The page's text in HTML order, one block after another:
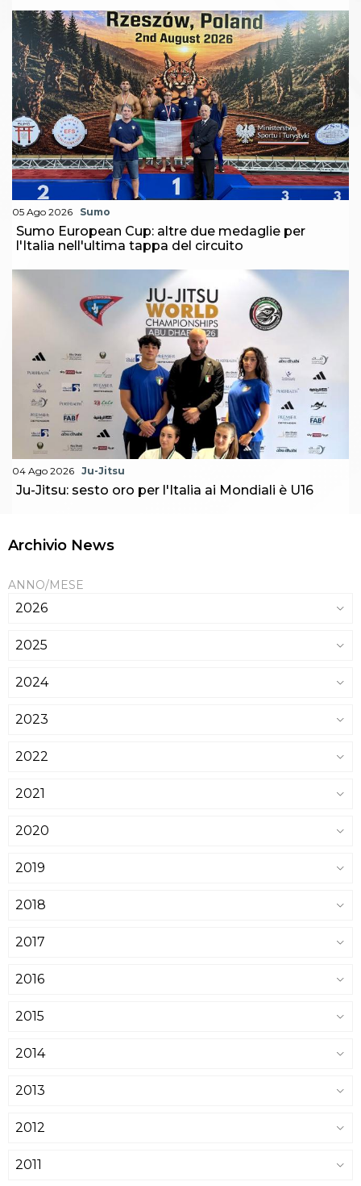
05 Ago 2026 Sumo
Sumo European Cup: altre due medaglie per
l'Italia nell'ultima tappa del circuito
04 Ago 2026 Ju-Jitsu
Ju-Jitsu: sesto oro per l'Italia ai Mondiali è U16
Archivio News
ANNO/MESE
2026
2025
2024
2023
2022
2021
2020
2019
2018
2017
2016
2015
2014
2013
2012
2011